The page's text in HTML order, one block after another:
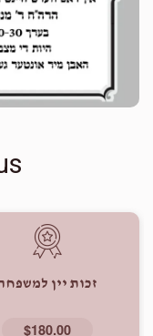
זכות יין
$180.00